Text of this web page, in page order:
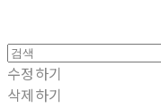
수정하기
삭제하기